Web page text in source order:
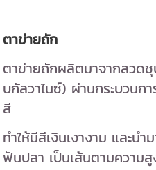
ตาข่ายถัก
ตาข่ายถักผลิตมาจากลวด
บกัลวาไนซ์) ผ่านกระบวนก
สี
ทำให้มีสีเงินเงางาม และน
ฟันปลา เป็นเส้นตามความ